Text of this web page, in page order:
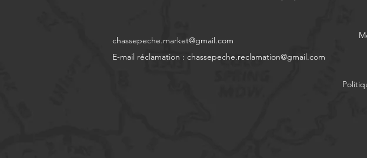
chassepeche.market@gmail.com
E-mail réclamation : chassepeche.reclamation@gmail.com